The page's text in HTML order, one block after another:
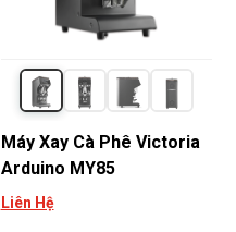
Máy Xay Cà Phê Victoria
Arduino MY85
Liên Hệ